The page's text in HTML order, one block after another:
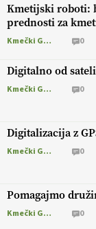
Kmetijski roboti:
prednosti za
Kmečki Glas 0
Digitalno od
Kmečki Glas 0
Digitalizacija z
Kmečki Glas 0
Pomagajmo
Kmečki Glas 0